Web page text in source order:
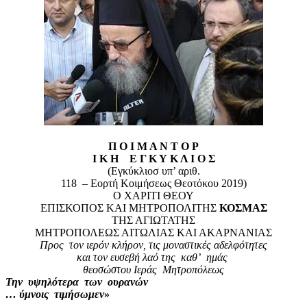
Π Ο Ι Μ Α Ν Τ Ο Ρ
Ι Κ Η
Ε Γ Κ Υ Κ Λ Ι Ο Σ
(Εγκύκλιοσ υπ’ αριθ.
118 – Εορτή Κοιμήσεως Θεοτόκου 2019)
Ο ΧΑΡΙΤΙ ΘΕΟΥ
ΕΠΙΣΚΟΠΟΣ ΚΑΙ ΜΗΤΡΟΠΟΛΙΤΗΣ ΚΟΣΜΑΣ
ΤΗΣ ΑΓΙΩΤΑΤΗΣ
ΜΗΤΡΟΠΟΛΕΩΣ ΑΙΤΩΛΙΑΣ ΚΑΙ ΑΚΑΡΝΑΝΙΑΣ
Προς τον ιερόν κλήρον, τις μοναστικές αδελφότητες
και τον ευσεβή λαό της καθ’ ημάς
θεοσώστου Ιεράς Μητροπόλεως
Την υψηλότερα των ουρανών
… ύμνοις τιμήσωμεν»